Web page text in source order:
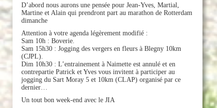
D’abord nous aurons une pensée pour Jean-Yves, Martial,
Martine et Alain qui prendront part au marathon de Rotterdam
dimanche
Attention à votre agenda légèrement modifié :
Sam 10h : Boverie.
Sam 15h30 : Jogging des vergers en fleurs à Blegny 10km
(CJPL).
Dim 10h30 : L’entrainement à Naimette est annulé et en
contrepartie Patrick et Yves vous invitent à participer au
jogging du Sart Moray 5 et 10km (CLAP) organisé par ce
dernier…
Un tout bon week-end avec le JIA